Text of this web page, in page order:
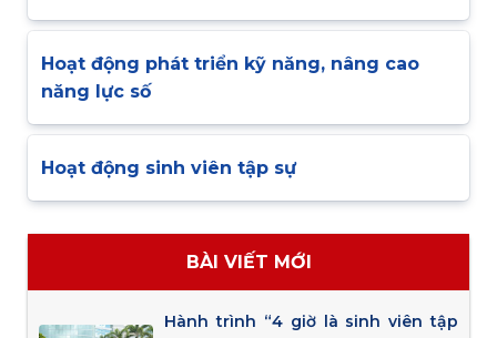
Hoạt động phát triển kỹ năng, nâng cao
năng lực số
Hoạt động sinh viên tập sự
BÀI VIẾT MỚI
Hành trình “4 giờ là sinh viên tập